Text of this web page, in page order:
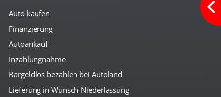
Auto kaufen
Finanzierung
Autoankauf
Inzahlungnahme
Bargeldlos bezahlen bei Autoland
Lieferung in Wunsch-Niederlassung